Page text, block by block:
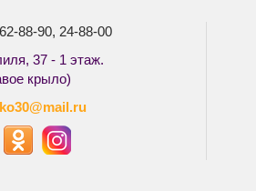
88-90, 24-88-00
37 - 1 этаж.
крыло)